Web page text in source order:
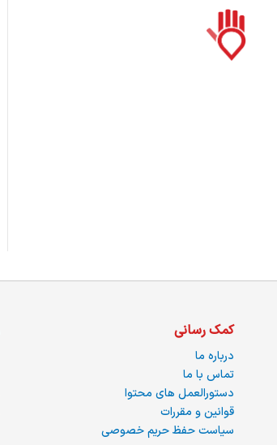
کمک رسانی
درباره ما
تماس با ما
دستورالعمل های محتوا
قوانین و مقررات
سیاست حفظ حریم خصوصی